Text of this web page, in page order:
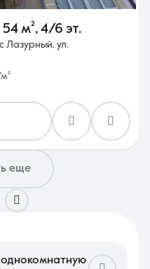
54 м², 4/6 эт.
Лазурный, ул.
еще